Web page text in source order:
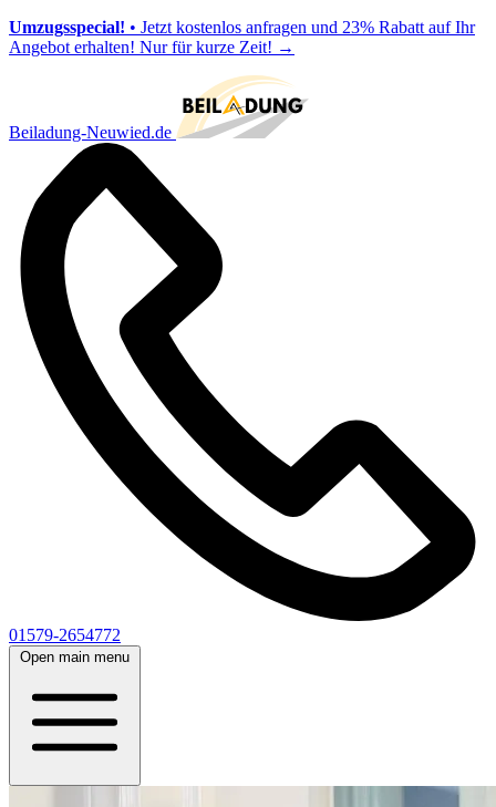
Umzugsspecial! • Jetzt kostenlos anfragen und 23% Rabatt auf Ihr
Angebot erhalten! Nur für kurze Zeit! →
Beiladung-Neuwied.de
01579-2654772
Open main menu